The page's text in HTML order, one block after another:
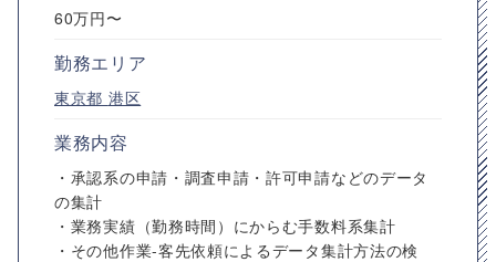
60万円〜
勤務エリア
東京都 港区
業務内容
・承認系の申請・調査申請・許可申請などのデータ
の集計
・業務実績（勤務時間）にからむ手数料系集計
・その他作業-客先依頼によるデータ集計方法の検